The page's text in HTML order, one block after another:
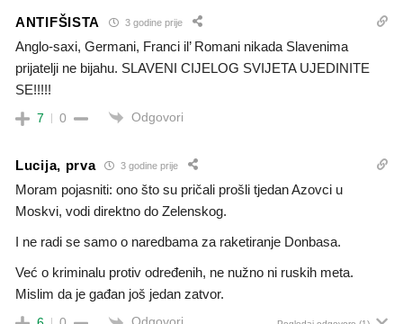
ANTIFŠISTA 3 godine prije
Anglo-saxi, Germani, Franci il’ Romani nikada Slavenima
prijatelji ne bijahu. SLAVENI CIJELOG SVIJETA UJEDINITE
SE!!!!!
7 0 Odgovori
Lucija, prva 3 godine prije
Moram pojasniti: ono što su pričali prošli tjedan Azovci u
Moskvi, vodi direktno do Zelenskog.
I ne radi se samo o naredbama za raketiranje Donbasa.
Već o kriminalu protiv određenih, ne nužno ni ruskih meta.
Mislim da je gađan još jedan zatvor.